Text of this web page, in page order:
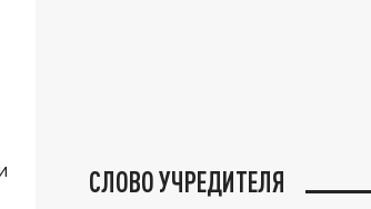
СЛОВО УЧРЕДИТЕЛЯ